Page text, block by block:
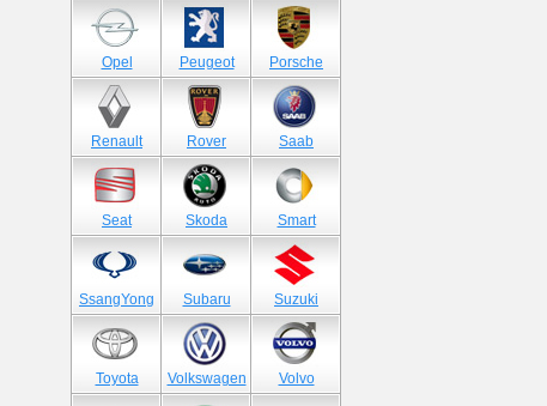
Opel Peugeot Porsche
Renault Rover Saab
Seat Skoda Smart
SsangYong Subaru Suzuki
Toyota Volkswagen Volvo